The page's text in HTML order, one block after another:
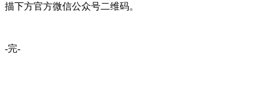
描下方官方微信公众号二维码。
-完-